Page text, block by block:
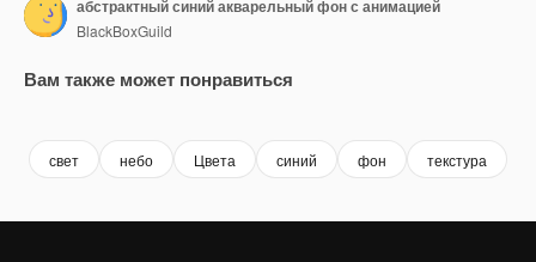
абстрактный синий акварельный фон с анимацией
BlackBoxGuild
Вам также может понравиться
свет небо Цвета синий фон текстура